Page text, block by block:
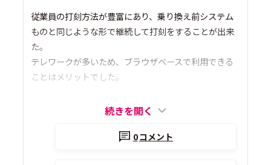
従業員の打刻方法が豊富にあり、乗り換え前システム
ものと同じような形で継続して打刻をすることが出来
た。
テレワークが多いため、ブラウザベースで利用できる
ことはメリットでした。
続きを開く
0コメント